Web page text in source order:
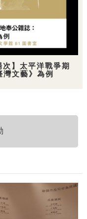
】太平洋戰爭期
文藝》為例